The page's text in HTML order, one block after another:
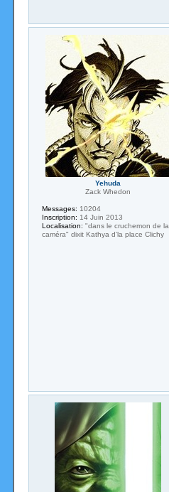
Yehuda
Zack Whedon
Messages: 10204
Inscription: 14 Juin 2013
Localisation: "dans le cruchemon de la
caméra" dixit Kathya d'la place Clichy